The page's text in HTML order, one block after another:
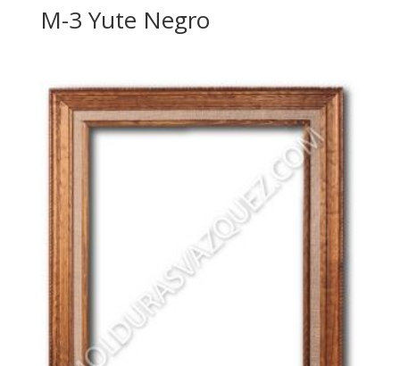
M-3 Yute Negro